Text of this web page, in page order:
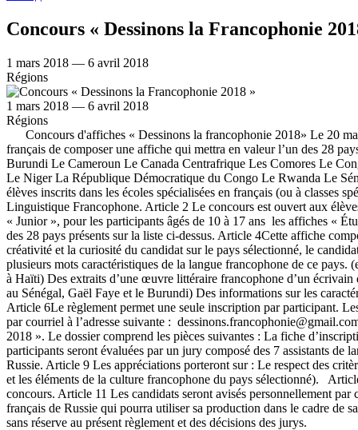
Concours « Dessinons la Francophonie
1 mars 2018 — 6 avril 2018
Régions
1 mars 2018 — 6 avril 2018
Régions
Concours d'affiches « Dessinons la francophonie 2018» Le 20
français de composer une affiche qui mettra en valeur l’un des 28
Burundi Le Cameroun Le Canada Centrafrique Les Comores Le
Le Niger La République Démocratique du Congo Le Rwanda Le
élèves inscrits dans les écoles spécialisées en français (ou à classes
Linguistique Francophone. Article 2 Le concours est ouvert aux
« Junior », pour les participants âgés de 10 à 17 ans les affiches «
des 28 pays présents sur la liste ci-dessus. Article 4Cette affiche
créativité et la curiosité du candidat sur le pays sélectionné, le
plusieurs mots caractéristiques de la langue francophone de ce
à Haïti) Des extraits d’une œuvre littéraire francophone d’un
au Sénégal, Gaël Faye et le Burundi) Des informations sur les
Article 6Le règlement permet une seule inscription par participant.
par courriel à l’adresse suivante :
2018 ». Le dossier comprend les pièces suivantes : La fiche
participants seront évaluées par un jury composé des 7 assistants de
Russie. Article 9 Les appréciations porteront sur : Le respect des
et les éléments de la culture francophone du pays sélectionné).
concours. Article 11 Les candidats seront avisés personnellement
français de Russie qui pourra utiliser sa production dans le cadre de
sans réserve au présent règlement et des décisions des jurys.